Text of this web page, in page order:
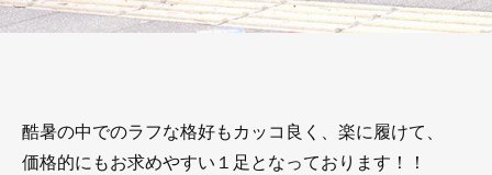
酷暑の中でのラフな格好もカッコ良く、楽に履けて、
価格的にもお求めやすい１足となっております！！